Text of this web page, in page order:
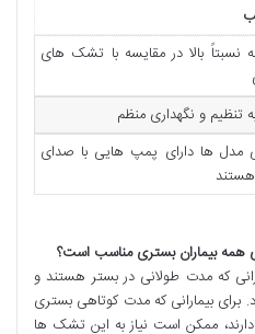
نسبتاً بالا در مقایسه با تشک های
به تنظیم و نگهداری منظم
مدل ها دارای پمپ هایی با صدای
هستند
همه بیماران بستری مناسب است؟
که مدت طولانی در بستر هستند و
بیمارانی که مدت کوتاهی بستری
ممکن است نیاز به این تشک ها